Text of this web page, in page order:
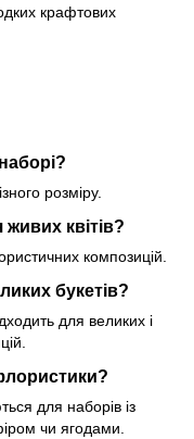
крафтових
розміру.
квітів?
композицій.
букетів?
для великих і
для наборів із
чи ягодами.